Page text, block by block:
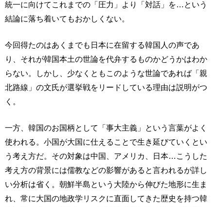
統一に向けてこれまでの「圧力」より「対話」を…という
結論に落ち着いてもおかしくない。
今回得たのはあくまでも日本に在留する韓国人の声であ
り、それが韓国本土の世論を代弁するものかどうかはわか
らない。しかし、少なくともこのような世論であれば「親
北路線」の文氏が選挙戦をリードしている理由は説明がつ
く。
一方、韓国のお国柄として「事大主義」という言葉がよく
使われる。小国が大国に仕えることで生き延びていくとい
う考え方だ。その対象は中国、アメリカ、日本…こうした
考え方の背景には儒教などの影響があると言われるが詳し
い分析は省く。朝鮮半島という大陸から伸びた地形に生ま
れ、常に大国の地政学リスクに直面してきた歴史を持つ韓